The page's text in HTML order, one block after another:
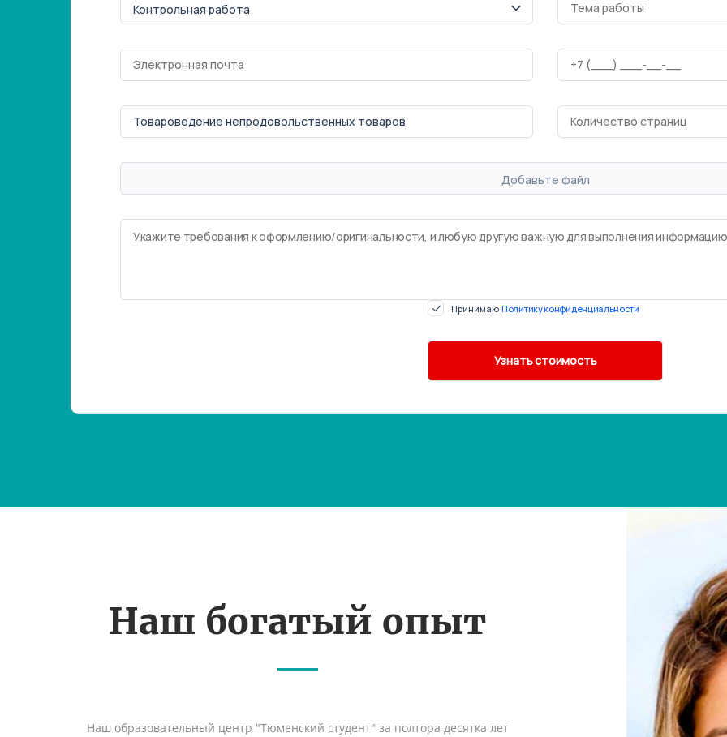
Добавьте файл
Принимаю Политику конфиденциальности
Наш богатый опыт
Наш образовательный центр "Тюменский студент" за полтора десятка лет